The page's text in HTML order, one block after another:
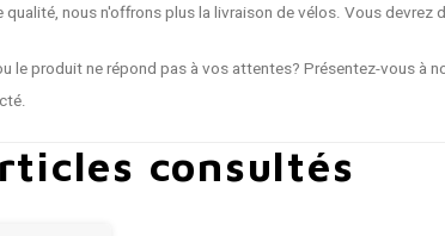
nous n'offrons plus la livraison de vélos. Vous
le produit ne répond pas à vos attentes? Présentez-vous à
consultés